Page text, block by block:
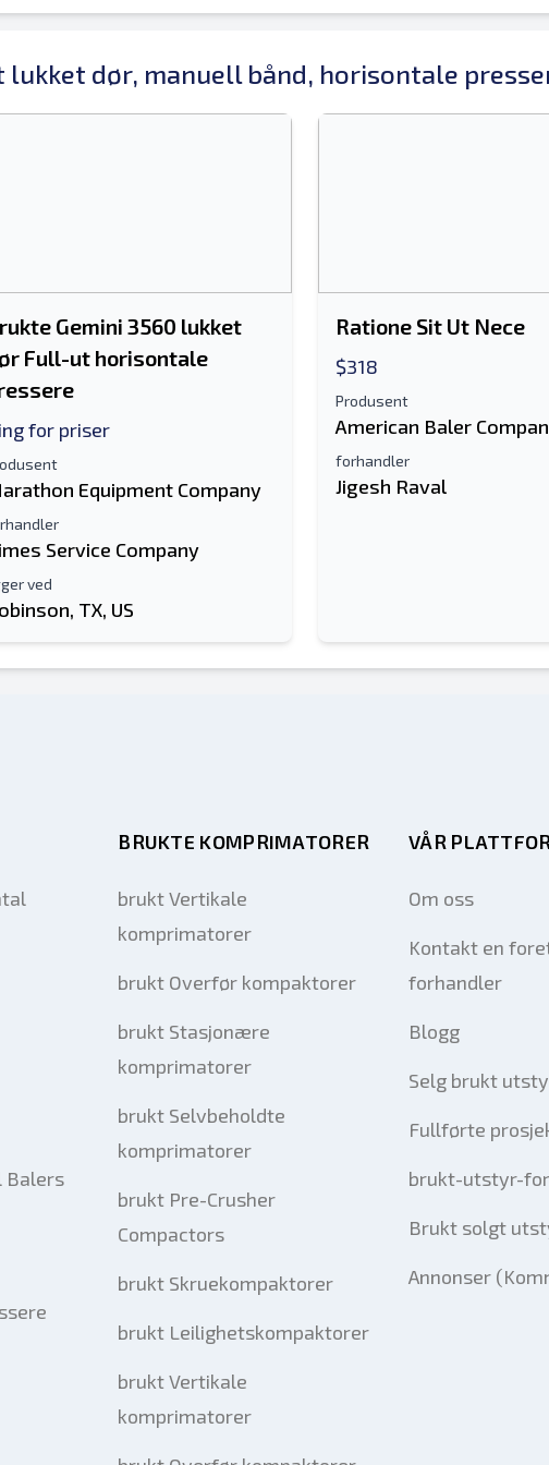
dør, manuell bånd, horisontale
Gemini 3560 lukket
Full-ut horisontale
for priser
Equipment Company
Service Company
ved
TX, US
Ratione Sit Ut Nece
$318
Produsent
American Baler
forhandler
Jigesh Raval
Balers
BRUKTE KOMPRIMATORER
brukt Vertikale
komprimatorer
brukt Overfør kompaktorer
brukt Stasjonære
komprimatorer
brukt Selvbeholdte
komprimatorer
brukt Pre-Crusher
Compactors
brukt Skruekompaktorer
brukt Leilighetskompaktorer
brukt Vertikale
komprimatorer
VÅR
Om oss
Kontakt en
forhandler
Blogg
Selg brukt
Fullførte
brukt-utstyr-
Brukt solgt
Annonser